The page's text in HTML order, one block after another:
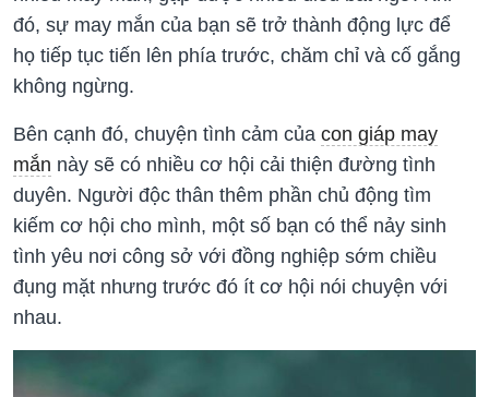
đó, sự may mắn của bạn sẽ trở thành động lực để
họ tiếp tục tiến lên phía trước, chăm chỉ và cố gắng
không ngừng.
Bên cạnh đó, chuyện tình cảm của con giáp may
mắn này sẽ có nhiều cơ hội cải thiện đường tình
duyên. Người độc thân thêm phần chủ động tìm
kiếm cơ hội cho mình, một số bạn có thể nảy sinh
tình yêu nơi công sở với đồng nghiệp sớm chiều
đụng mặt nhưng trước đó ít cơ hội nói chuyện với
nhau.